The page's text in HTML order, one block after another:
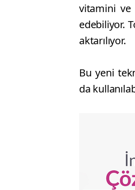
vitamini ve
edebiliyor.
aktarılıyor.
Bu yeni
da